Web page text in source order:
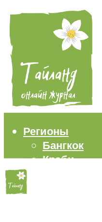
Регионы
Бангкок
Краби